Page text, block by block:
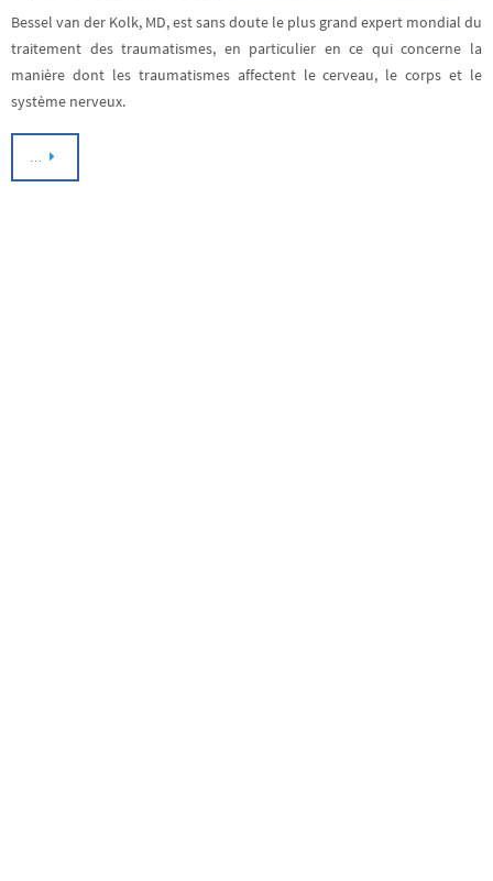
Bessel van der Kolk, MD, est sans doute le plus grand expert mondial du
traitement des traumatismes, en particulier en ce qui concerne la
manière dont les traumatismes affectent le cerveau, le corps et le
système nerveux.
…